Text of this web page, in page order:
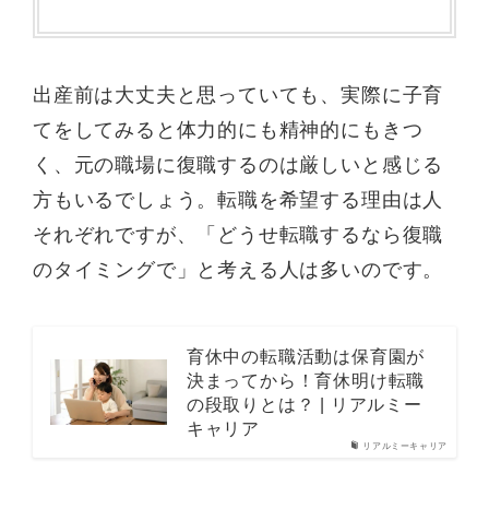
出産前は大丈夫と思っていても、実際に子育
てをしてみると体力的にも精神的にもきつ
く、元の職場に復職するのは厳しいと感じる
方もいるでしょう。転職を希望する理由は人
それぞれですが、「どうせ転職するなら復職
のタイミングで」と考える人は多いのです。
リアルミーキャリア
育休中の転職活動は保育園が
決まってから！育休明け転職
の段取りとは？ | リアルミー
キャリア